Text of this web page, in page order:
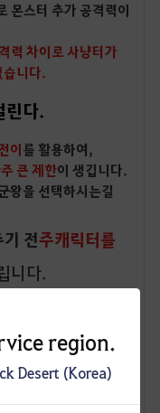
region.
Desert (Korea)
몬스터 추가 공격력이
력 차이로 사냥터가
습니다.
린다.
이를 활용하여,
큰 제한이 생깁니다.
왕을 선택하시는길
전주캐릭터를
니다.
를 가지고 계신
자면,
필요한 은화는약